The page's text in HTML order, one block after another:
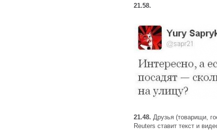
21.58.
21.48. Друзья (товарищи,
Reuters ставит текст и